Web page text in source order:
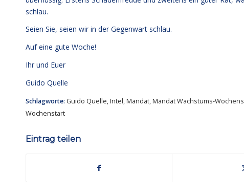
schlau.
Seien Sie, seien wir in der Gegenwart schlau.
Auf eine gute Woche!
Ihr und Euer
Guido Quelle
Schlagworte: Guido Quelle,Intel,Mandat,Mandat Wachstums-
Wochenstart
Eintrag teilen